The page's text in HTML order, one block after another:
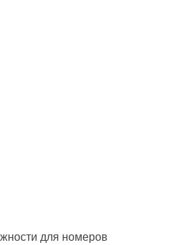
для номеров